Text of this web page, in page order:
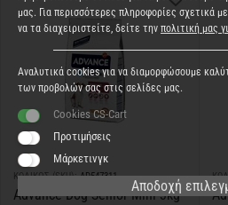
ΚΩΔΙΚΟΣ (SKU): AD547311
Advance Dog Senior Mini 3kg
μας. Για περισσότερες πληροφορίες σχετικά
να τα διαχειριστείτε, δείτε την πολιτική μας
Αναλυτικά cookies για να διαμορφώσουμε
των προβολών σας στις σελίδες μας.
Cookies CS-Cart
Προτιμήσεις
Μάρκετινγκ
Αποδοχή